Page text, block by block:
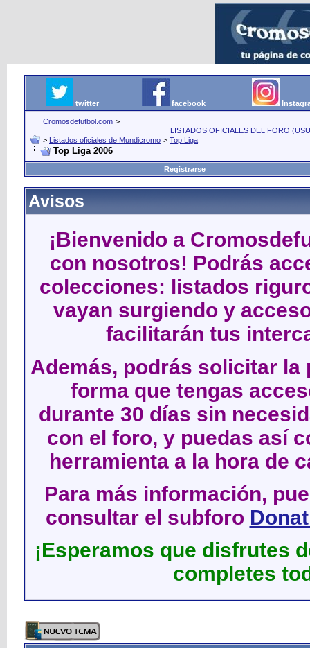
twitter facebook
Cromosdefutbol.com >
LISTADOS OFICIALES DEL FORO
> Listados oficiales de Mundicromo > Top Liga
Top Liga 2006
Registrarse
Avisos
¡Bienvenido a
con nosotros! Podrás
colecciones: listados
vayan surgiendo y
facilitarán tus
Además, podrás solicitar
forma que tengas
durante 30 días sin
con el foro, y puedas así
herramienta a la hora de
Para más información,
consultar el subforo
¡Esperamos que disfrutes
completes